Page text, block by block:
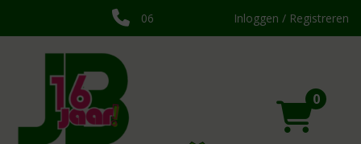
06 Inloggen / Registreren
0